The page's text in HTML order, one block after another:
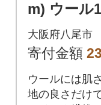
m) ウール
有色羊毛使
大阪府八尾市
寄付金額
ウールには肌
地の良さだけ